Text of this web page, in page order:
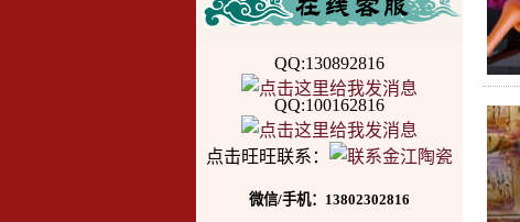
QQ:130892816
QQ:100162816
点击旺旺联系：
微信/手机：13802302816